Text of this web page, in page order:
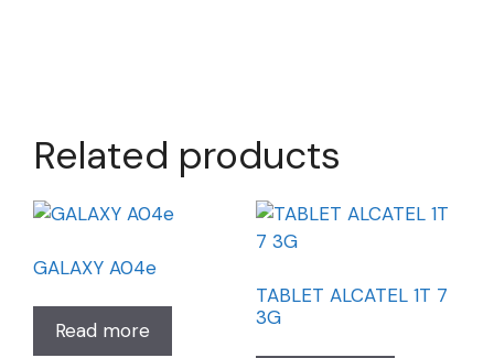
Related products
GALAXY A04e
Read more
TABLET ALCATEL 1T 7
3G